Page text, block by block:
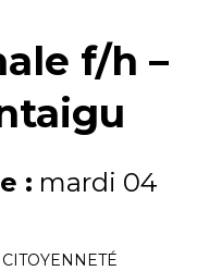
f/h –
: mardi 04